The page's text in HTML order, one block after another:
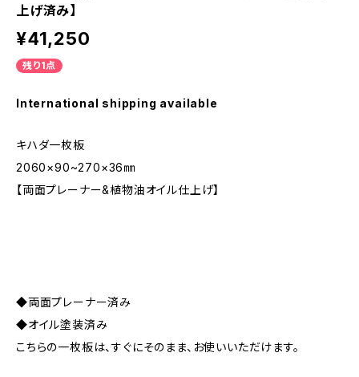
上げ済み】
¥41,250
残り1点
International shipping available
キハダ一枚板
2060×90~270×36㎜
【両面プレーナー&植物油オイル仕上げ】
◆両面プレーナー済み
◆オイル塗装済み
こちらの一枚板は、すぐにそのまま、お使いいただけます。